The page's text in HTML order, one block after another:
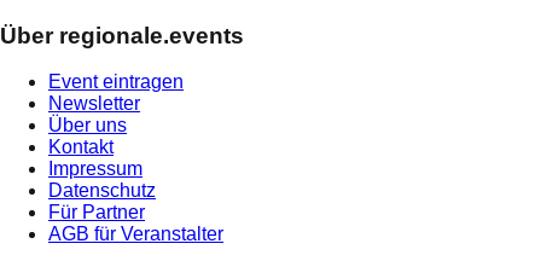
Über regionale.events
Event eintragen
Newsletter
Über uns
Kontakt
Impressum
Datenschutz
Für Partner
AGB für Veranstalter